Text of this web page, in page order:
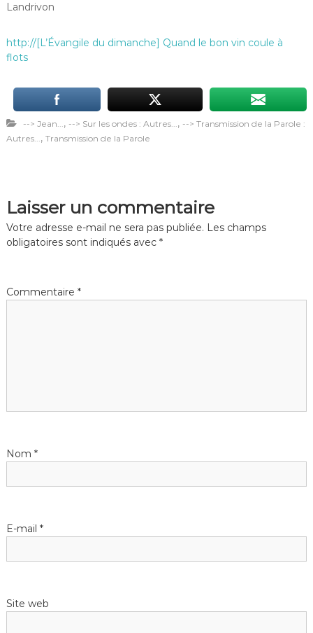
Landrivon
http://[L’Évangile du dimanche] Quand le bon vin coule à
flots
--> Jean..., --> Sur les ondes : Autres..., --> Transmission de la Parole :
Autres..., Transmission de la Parole
Laisser un commentaire
Votre adresse e-mail ne sera pas publiée. Les champs
obligatoires sont indiqués avec *
Commentaire *
Nom *
E-mail *
Site web